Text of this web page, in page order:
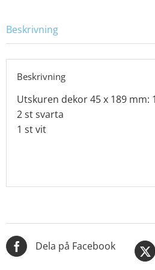
Beskrivning
Beskrivning
Utskuren dekor 45 x 189 mm:
2 st svarta
1 st vit
Dela på Facebook